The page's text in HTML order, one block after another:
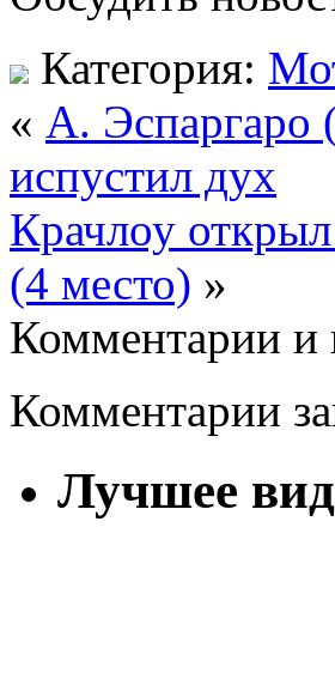
Категория:
« А. Эспаргаро
испустил дух
Крачлоу
(4 место) »
Комментарии и
Комментарии
Лучшее